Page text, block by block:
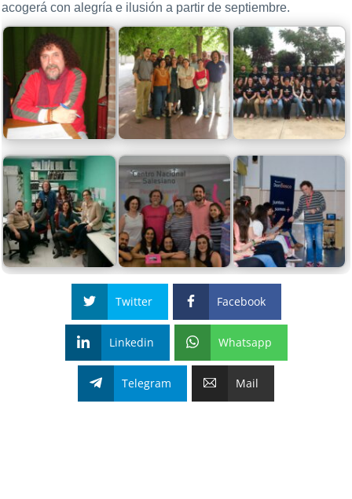
acogerá con alegría e ilusión a partir de septiembre.
Twitter Facebook
Linkedin Whatsapp
Telegram Mail